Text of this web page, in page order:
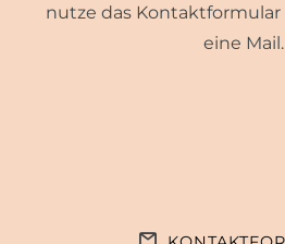
nutze das
eine Mail.